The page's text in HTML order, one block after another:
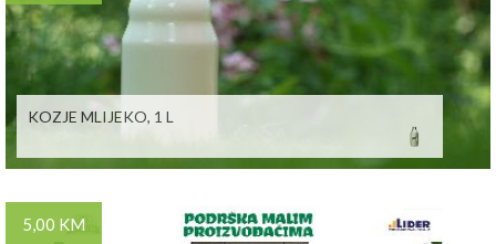
KOZJE MLIJEKO, 1 L
5,00 KM